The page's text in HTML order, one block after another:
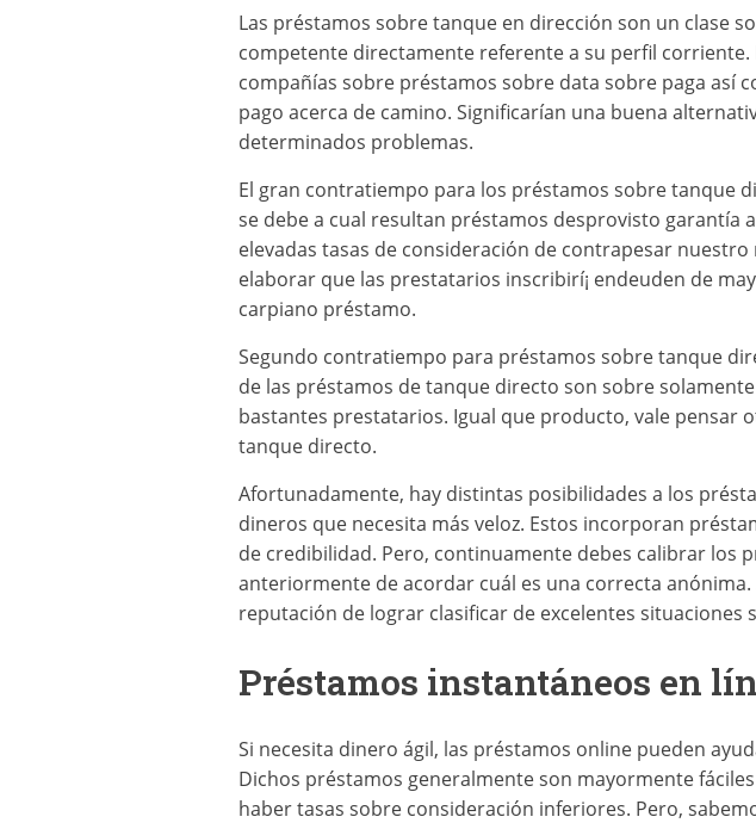
Las préstamos sobre tanque en dirección son un clase
competente directamente referente a su perfil
compañías sobre préstamos sobre data sobre paga así­
pago acerca de camino. Significarían una buena
determinados problemas.
El gran contratiempo para los préstamos sobre tanque
se debe a cual resultan préstamos desprovisto garantía
elevadas tasas de consideración de contrapesar
elaborar que las prestatarios inscribirí¡ endeuden de
carpiano préstamo.
Segundo contratiempo para préstamos sobre tanque
de las préstamos de tanque directo son sobre
bastantes prestatarios. Igual que producto, vale
tanque directo.
Afortunadamente, hay distintas posibilidades a los
dineros que necesita más veloz. Estos incorporan
de credibilidad. Pero, continuamente debes calibrar los
anteriormente de acordar cuál es una correcta
reputación de lograr clasificar de excelentes
Préstamos instantáneos en
Si necesita dinero ágil, las préstamos online pueden
Dichos préstamos generalmente son mayormente
haber tasas sobre consideración inferiores. Pero,